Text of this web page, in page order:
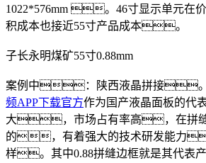
1022*576mm 。46寸显示单元在
积成本也接近55寸产品成本。
子长永明煤矿55寸0.88mm
案例中：陕西液晶拼接。
频APP下载官方作为国产液晶面板的代
大，市场占有率高，在拼缝
的，有着强大的技术研发能力
样。其中0.88拼缝边框就是其代